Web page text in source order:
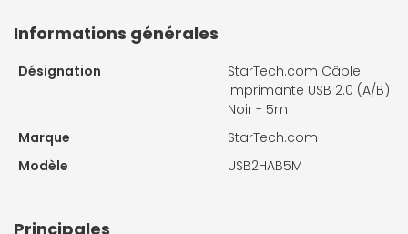
Informations générales
Désignation
StarTech.com Câble
imprimante USB 2.0 (A/B)
Noir - 5m
Marque
StarTech.com
Modèle
USB2HAB5M
Principales